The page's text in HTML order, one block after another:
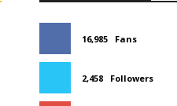
16,985 Fans
2,458 Followers